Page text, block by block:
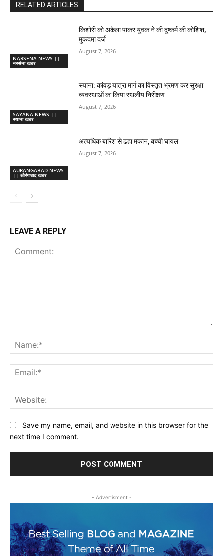
RELATED ARTICLES
NARSENA NEWS ||
नरसेना खबर
किशोरी को अकेला पाकर युवक ने की दुष्कर्म की कोशिश,
मुकदमा दर्ज
August 7, 2026
SAYANA NEWS ||
स्याना खबर
स्याना: कांवड़ यात्रा मार्ग का विस्तृत भ्रमण कर सुरक्षा
व्यवस्थाओं का किया स्थलीय निरीक्षण
August 7, 2026
AURANGABAD NEWS
|| औरंगाबाद खबर
अत्यधिक बारिश से ढहा मकान, बच्ची घायल
August 7, 2026
LEAVE A REPLY
Save my name, email, and website in this browser for the
next time I comment.
- Advertisment -